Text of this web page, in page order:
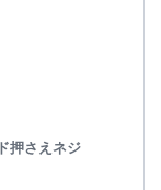
押さえネジ